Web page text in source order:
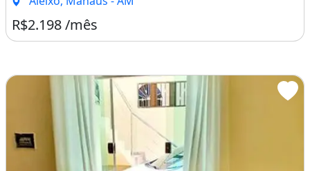
R$2.198 /mês